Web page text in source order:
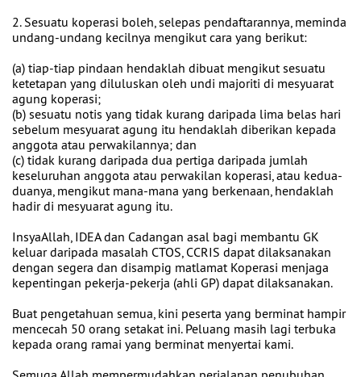
2. Sesuatu koperasi boleh, selepas pendaftarannya, meminda
undang-undang kecilnya mengikut cara yang berikut:
(a) tiap-tiap pindaan hendaklah dibuat mengikut sesuatu
ketetapan yang diluluskan oleh undi majoriti di mesyuarat
agung koperasi;
(b) sesuatu notis yang tidak kurang daripada lima belas hari
sebelum mesyuarat agung itu hendaklah diberikan kepada
anggota atau perwakilannya; dan
(c) tidak kurang daripada dua pertiga daripada jumlah
keseluruhan anggota atau perwakilan koperasi, atau kedua-
duanya, mengikut mana-mana yang berkenaan, hendaklah
hadir di mesyuarat agung itu.
InsyaAllah, IDEA dan Cadangan asal bagi membantu GK
keluar daripada masalah CTOS, CCRIS dapat dilaksanakan
dengan segera dan disampig matlamat Koperasi menjaga
kepentingan pekerja-pekerja (ahli GP) dapat dilaksanakan.
Buat pengetahuan semua, kini peserta yang berminat hampir
mencecah 50 orang setakat ini. Peluang masih lagi terbuka
kepada orang ramai yang berminat menyertai kami.